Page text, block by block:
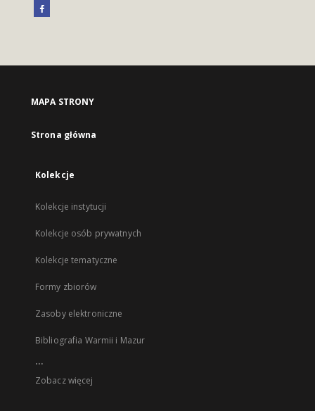
MAPA STRONY
Strona główna
Kolekcje
Kolekcje instytucji
Kolekcje osób prywatnych
Kolekcje tematyczne
Formy zbiorów
Zasoby elektroniczne
Bibliografia Warmii i Mazur
...
Zobacz więcej